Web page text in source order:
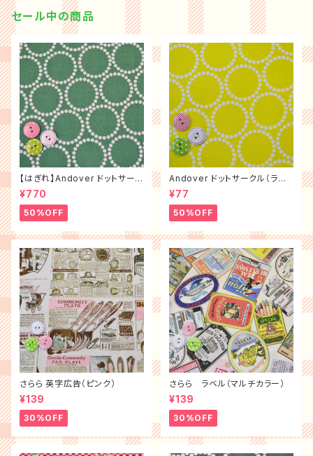
セール中の商品
【はぎれ】Andover ドットサーク
ル（グリーン）（布幅×100㎝）
¥770
50%OFF
Andover ドットサークル（ライ
ム）
¥77
50%OFF
さらら 英字広告（ピンク）
¥139
30%OFF
さらら ラベル（マルチカラー）
¥139
30%OFF